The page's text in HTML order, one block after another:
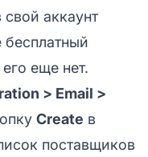
аккаунт
бесплатный
еще нет.
> Email >
Create в
поставщиков